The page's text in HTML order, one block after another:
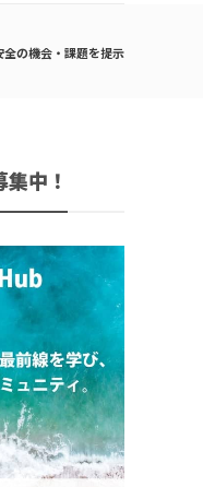
の機会・課題を提示
中！